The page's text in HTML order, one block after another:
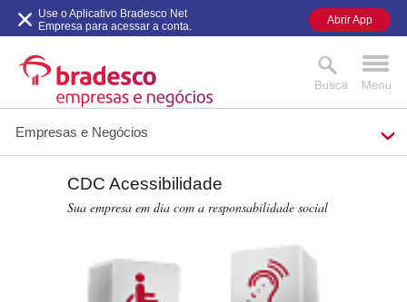
Empresas e Negócios
RECENTES
CDC Acessibilidade
Sua empresa em dia com a responsabilidade social
Use o Aplicativo Bradesco Net
Empresa para acessar a conta.
Abrir App